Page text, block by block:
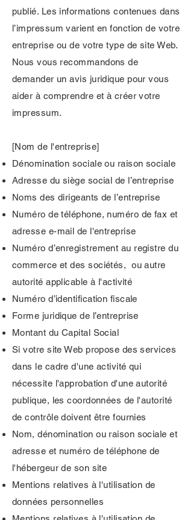
publié. Les informations contenues dans
l’impressum varient en fonction de votre
entreprise ou de votre type de site Web.
Nous vous recommandons de
demander un avis juridique pour vous
aider à comprendre et à créer votre
impressum.
[Nom de l'entreprise]
Dénomination sociale ou raison sociale
Adresse du siège social de l’entreprise
Noms des dirigeants de l’entreprise
Numéro de téléphone, numéro de fax et
adresse e-mail de l'entreprise
Numéro d’enregistrement au registre du
commerce et des sociétés, ou autre
autorité applicable à l'activité
Numéro d’identification fiscale
Forme juridique de l’entreprise
Montant du Capital Social
Si votre site Web propose des services
dans le cadre d'une activité qui
nécessite l'approbation d'une autorité
publique, les coordonnées de l'autorité
de contrôle doivent être fournies
Nom, dénomination ou raison sociale et
adresse et numéro de téléphone de
l'hébergeur de son site
Mentions relatives à l'utilisation de
données personnelles